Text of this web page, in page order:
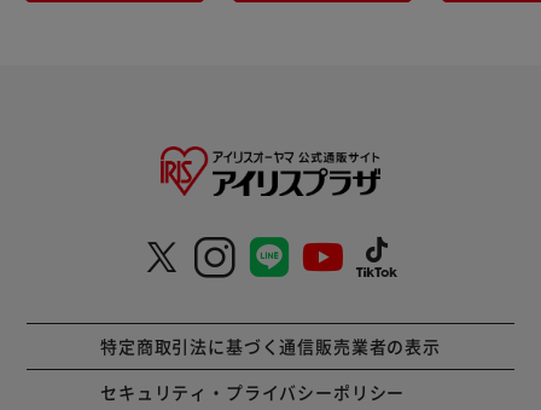
特定商取引法に基づく通信販売業者の表示
セキュリティ・プライバシーポリシー